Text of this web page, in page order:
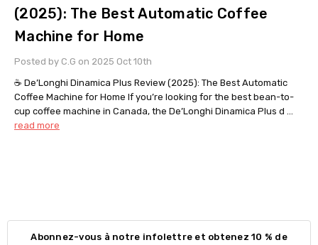
(2025): The Best Automatic Coffee
Machine for Home
Posted by C.G on 2025 Oct 10th
☕ De’Longhi Dinamica Plus Review (2025): The Best Automatic
Coffee Machine for Home If you’re looking for the best bean-to-
cup coffee machine in Canada, the De’Longhi Dinamica Plus d …
read more
Abonnez-vous à notre infolettre et obtenez 10 % de